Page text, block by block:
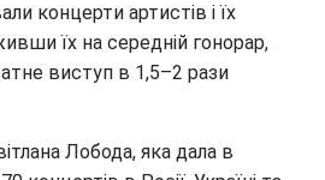
концерти артистів і їх
їх на середній гонорар,
виступ в 1,5–2 рази
Лобода, яка дала в